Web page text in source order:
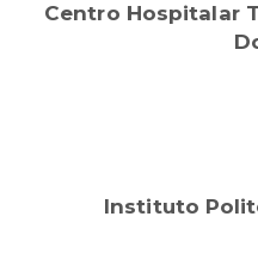
Centro Hospitalar
Instituto